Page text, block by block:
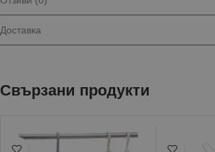
Доставка
Свързани продукти